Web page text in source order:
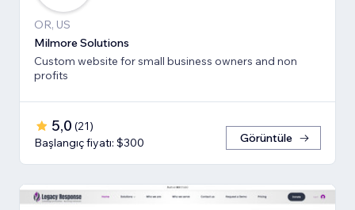
OR, US
Milmore Solutions
Custom website for small business owners and non
profits
5,0 (21)
Başlangıç fiyatı: $300
Görüntüle